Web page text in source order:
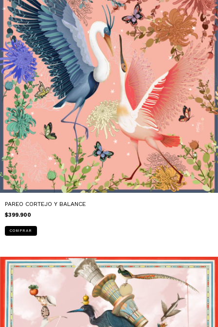
PAREO CORTEJO Y BALANCE
$399.900